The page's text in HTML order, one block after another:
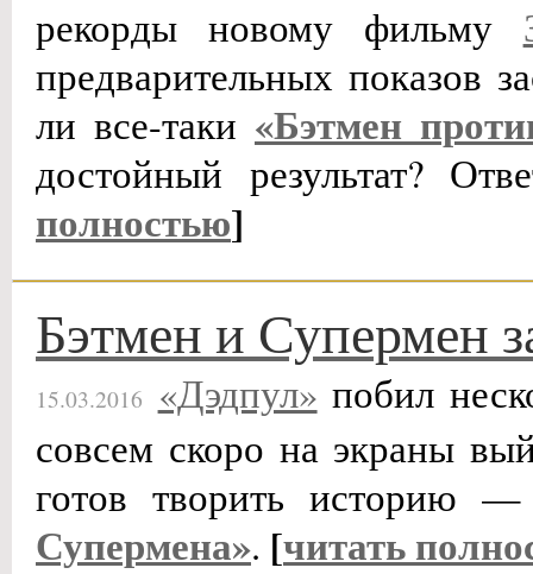
рекорды новому фильму
предварительных показов
ли все-таки «Бэтмен
достойный результат?
полностью]
Бэтмен и Супермен
15.03.2016 «Дэдпул» побил
совсем скоро на экраны
готов творить историю
Супермена». [читать